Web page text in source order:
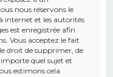
nous réservons le
internet et les autorités
est enregistrée afin
Vous acceptez le fait
droit de supprimer, de
quel sujet et
estimons cela